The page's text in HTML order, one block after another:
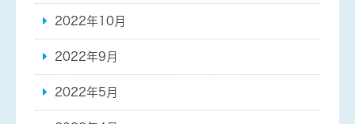
2022年10月
2022年9月
2022年5月